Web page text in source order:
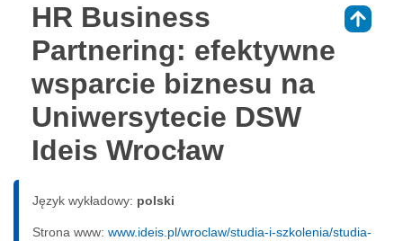
HR Business
Partnering: efektywne
wsparcie biznesu na
Uniwersytecie DSW
Ideis Wrocław
Język wykładowy: polski
Strona www: www.ideis.pl/wroclaw/studia-i-szkolenia/studia-